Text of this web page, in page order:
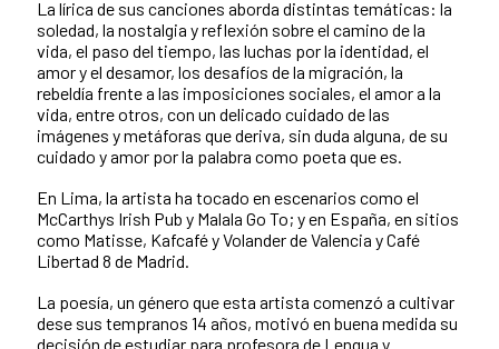
La lírica de sus canciones aborda distintas temáticas: la
soledad, la nostalgia y reflexión sobre el camino de la
vida, el paso del tiempo, las luchas por la identidad, el
amor y el desamor, los desafíos de la migración, la
rebeldía frente a las imposiciones sociales, el amor a la
vida, entre otros, con un delicado cuidado de las
imágenes y metáforas que deriva, sin duda alguna, de su
cuidado y amor por la palabra como poeta que es.
En Lima, la artista ha tocado en escenarios como el
McCarthys Irish Pub y Malala Go To; y en España, en sitios
como Matisse, Kafcafé y Volander de Valencia y Café
Libertad 8 de Madrid.
La poesía, un género que esta artista comenzó a cultivar
dese sus tempranos 14 años, motivó en buena medida su
decisión de estudiar para profesora de Lengua y